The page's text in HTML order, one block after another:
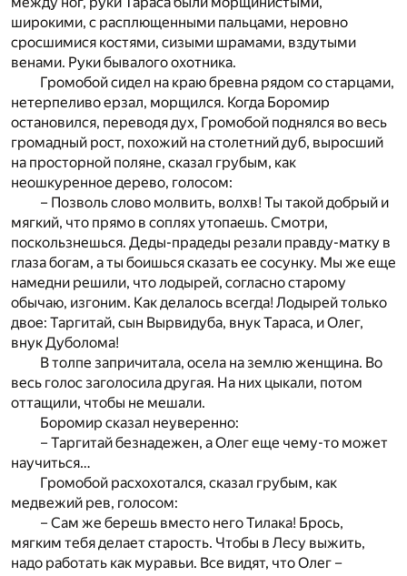
широкими, с расплющенными пальцами, неровно
сросшимися костями, сизыми шрамами, вздутыми
венами. Руки бывалого охотника.
Громобой сидел на краю бревна рядом со старцами,
нетерпеливо ерзал, морщился. Когда Боромир
остановился, переводя дух, Громобой поднялся во весь
громадный рост, похожий на столетний дуб, выросший
на просторной поляне, сказал грубым, как
неошкуренное дерево, голосом:
– Позволь слово молвить, волхв! Ты такой добрый и
мягкий, что прямо в соплях утопаешь. Смотри,
поскользнешься. Деды-прадеды резали правду-матку в
глаза богам, а ты боишься сказать ее сосунку. Мы же еще
намедни решили, что лодырей, согласно старому
обычаю, изгоним. Как делалось всегда! Лодырей только
двое: Таргитай, сын Вырвидуба, внук Тараса, и Олег,
внук Дуболома!
В толпе запричитала, осела на землю женщина. Во
весь голос заголосила другая. На них цыкали, потом
оттащили, чтобы не мешали.
Боромир сказал неуверенно:
– Таргитай безнадежен, а Олег еще чему-то может
научиться…
Громобой расхохотался, сказал грубым, как
медвежий рев, голосом:
– Сам же берешь вместо него Тилака! Брось,
мягким тебя делает старость. Чтобы в Лесу выжить,
надо работать как муравьи. Все видят, что Олег –